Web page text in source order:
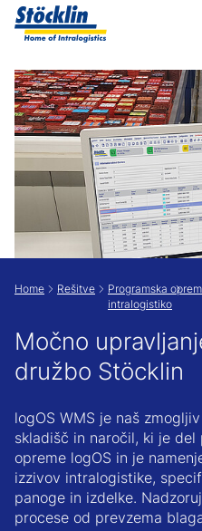
Show
Don't show
Home Rešitve
Programska
intralogistiko
Močno
družbo Stöcklin
logOS WMS je naš
skladišč in naročil, ki je
opreme logOS in je
izzivov intralogistike,
panoge in izdelke.
procese od prevzema